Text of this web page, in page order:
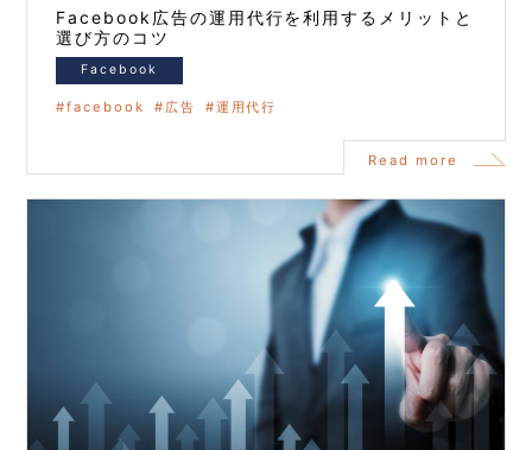
Facebook広告の運用代行を利用するメリットと
選び方のコツ
Facebook
facebook 広告 運用代行
Read more